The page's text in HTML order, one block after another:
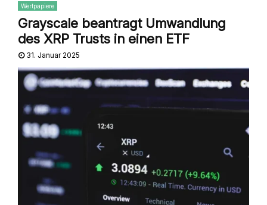
Wertpapiere
Grayscale beantragt Umwandlung
des XRP Trusts in einen ETF
31. Januar 2025